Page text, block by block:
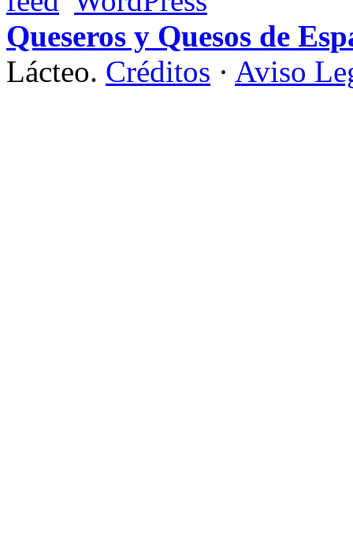
Queseros y Quesos de
Lácteo. Créditos · Aviso